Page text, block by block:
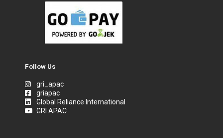
Follow Us
gri_apac
griapac
Global Reliance International
GRI APAC